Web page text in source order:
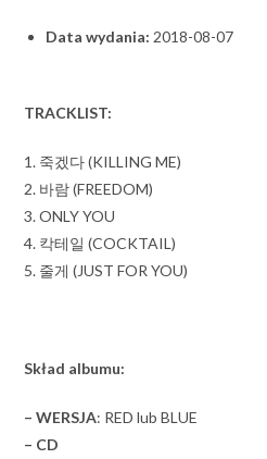
Data wydania: 2018-08-07
TRACKLIST:
1. 죽겠다 (KILLING ME)
2. 바람 (FREEDOM)
3. ONLY YOU
4. 칵테일 (COCKTAIL)
5. 줄게 (JUST FOR YOU)
Skład albumu:
– WERSJA: RED lub BLUE
– CD